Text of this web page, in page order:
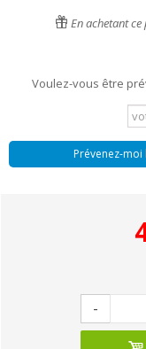
En achetant
Voulez-vous être
Prévenez-
-